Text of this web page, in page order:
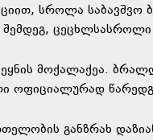
სროლა
მოქალაქეა.
ოფიციალურად
განზრახ